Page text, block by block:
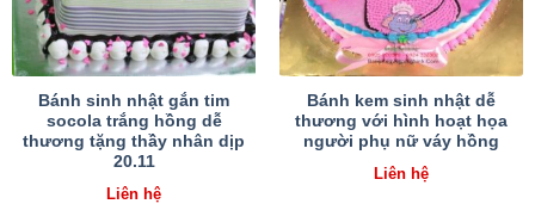
Bánh sinh nhật gắn tim
socola trắng hồng dễ
thương tặng thầy nhân dịp
20.11
Liên hệ
Bánh kem sinh nhật dễ
thương với hình hoạt họa
người phụ nữ váy hồng
Liên hệ